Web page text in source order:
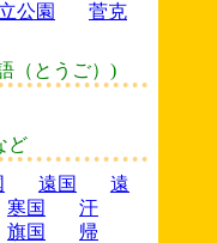
公園
菅克
（とうご）)
ど
遠国
遠
寒国
汗
旗国
帰